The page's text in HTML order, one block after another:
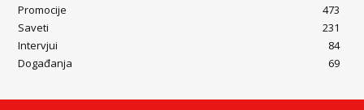
Promocije
473
Saveti
231
Intervjui
84
Događanja
69